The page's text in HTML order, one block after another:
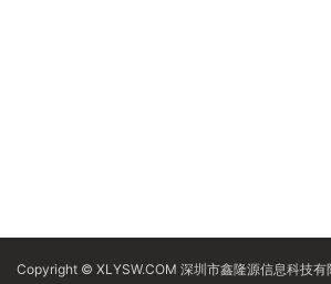
Copyright © XLYSW.COM 深圳市鑫隆源信息科技有